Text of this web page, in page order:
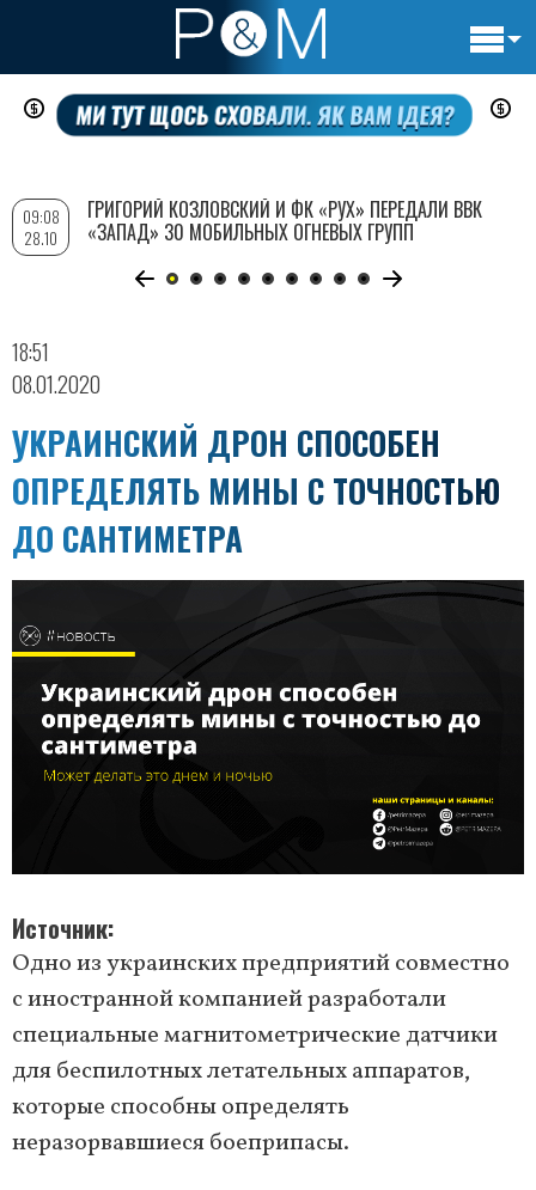
Перейти
содержанию
18:51
08.01.2020
УКРАИНСКИЙ ДРОН СПОСОБЕН
ОПРЕДЕЛЯТЬ МИНЫ С ТОЧНОСТЬЮ
ДО САНТИМЕТРА
Источник
Одно из украинских предприятий совместно
с иностранной компанией разработали
специальные магнитометрические датчики
для беспилотных летательных аппаратов,
которые способны определять
неразорвавшиеся боеприпасы.
09:08
28.10
ГРИГОРИЙ КОЗЛОВСКИЙ И ФК «РУХ» ПЕРЕДАЛИ ВВК
«ЗАПАД» 30 МОБИЛЬНЫХ ОГНЕВЫХ ГРУПП